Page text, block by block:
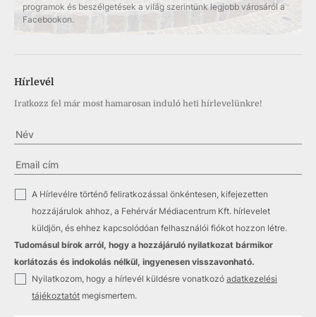
programok és beszélgetések a világ szerintünk legjobb városáról a
Facebookon.
Hírlevél
Iratkozz fel már most hamarosan induló heti hírlevelünkre!
✓
A Hírlevélre történő feliratkozással önkéntesen, kifejezetten
hozzájárulok ahhoz, a Fehérvár Médiacentrum Kft. hírlevelet
küldjön, és ehhez kapcsolódóan felhasználói fiókot hozzon létre.
Tudomásul bírok arról, hogy a hozzájáruló nyilatkozat bármikor
korlátozás és indokolás nélkül, ingyenesen visszavonható.
✓ Nyilatkozom, hogy a hírlevél küldésre vonatkozó adatkezelési
tájékoztatót megismertem.